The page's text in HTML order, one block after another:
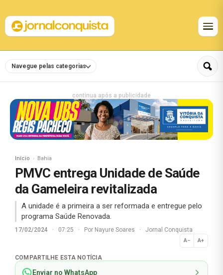
Navegue pelas categorias
continua após a publicidade
Início Bahia
PMVC entrega Unidade de Saúde
da Gameleira revitalizada
A unidade é a primeira a ser reformada e entregue pelo
programa Saúde Renovada.
17/02/2024 · 07:25 · Por Nayure Soares · Jornal Conquista
A− A+
Normal
COMPARTILHE ESTA NOTÍCIA
Enviar no WhatsApp